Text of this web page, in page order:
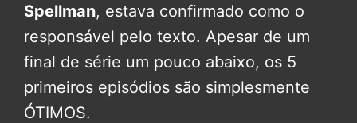
Spellman, estava confirmado como o
responsável pelo texto. Apesar de um
final de série um pouco abaixo, os 5
primeiros episódios são simplesmente
ÓTIMOS.